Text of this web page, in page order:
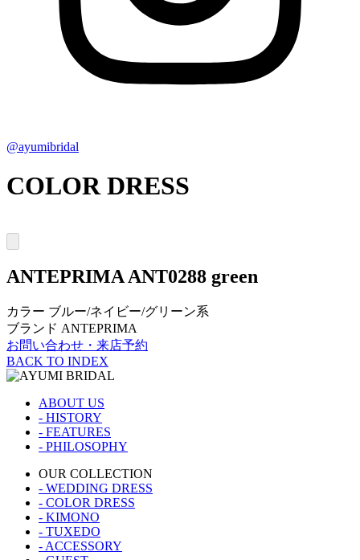
@ayumibridal
COLOR DRESS
ANTEPRIMA ANT0288 green
カラー ブルー/ネイビー/グリーン系
ブランド ANTEPRIMA
お問い合わせ・来店予約
BACK TO INDEX
ABOUT US
- HISTORY
- FEATURES
- PHILOSOPHY
OUR COLLECTION
- WEDDING DRESS
- COLOR DRESS
- KIMONO
- TUXEDO
- ACCESSORY